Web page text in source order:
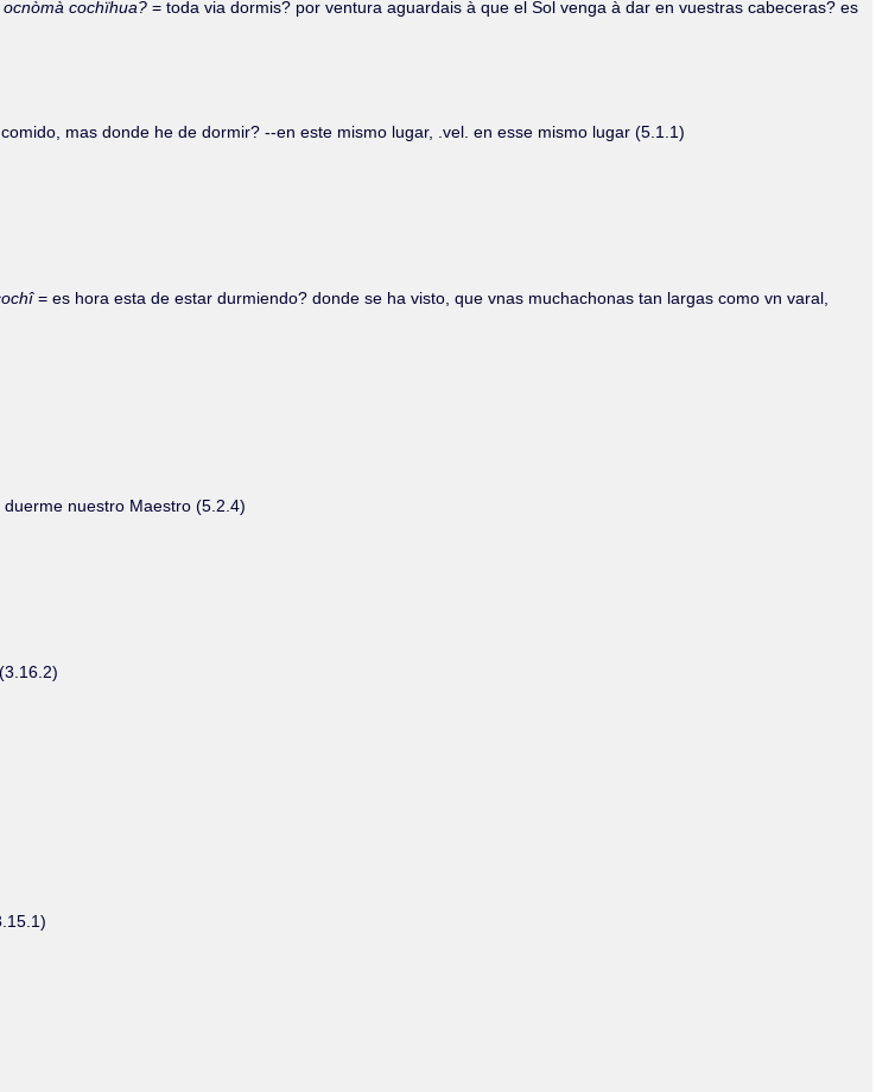
ocnòmà cochïhua?= toda via dormis? por ventura aguardais à que el Sol venga à dar en vuestras cabeceras? es
mas donde he de dormir? --en este mismo lugar, .vel. en esse mismo lugar (5.1.1)
= es hora esta de estar durmiendo? donde se ha visto, que vnas muchachonas tan largas como vn varal,
nuestro Maestro (5.2.4)